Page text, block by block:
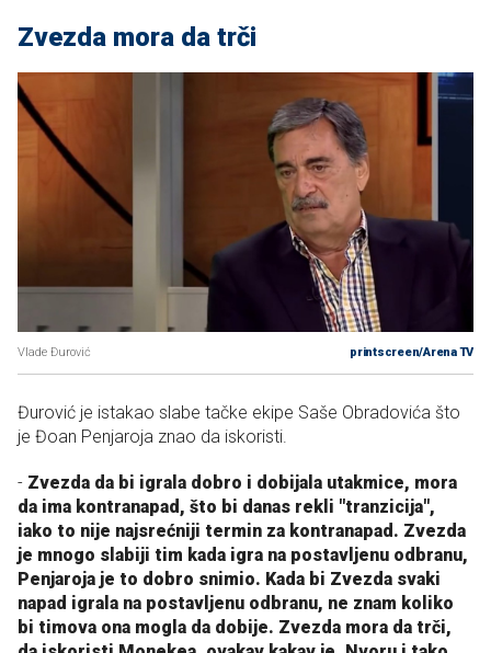
Zvezda mora da trči
Vlade Đurović printscreen/Arena TV
Đurović je istakao slabe tačke ekipe Saše Obradovića što
je Đoan Penjaroja znao da iskoristi.
- Zvezda da bi igrala dobro i dobijala utakmice, mora
da ima kontranapad, što bi danas rekli "tranzicija",
iako to nije najsrećniji termin za kontranapad. Zvezda
je mnogo slabiji tim kada igra na postavljenu odbranu,
Penjaroja je to dobro snimio. Kada bi Zvezda svaki
napad igrala na postavljenu odbranu, ne znam koliko
bi timova ona mogla da dobije. Zvezda mora da trči,